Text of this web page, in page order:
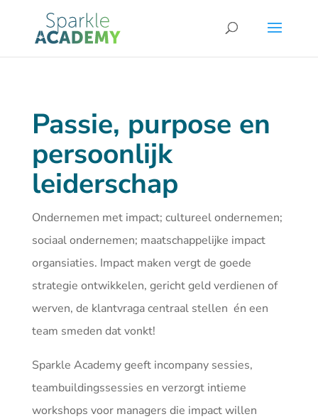
Passie, purpose en
persoonlijk
leiderschap
Ondernemen met impact; cultureel ondernemen;
sociaal ondernemen; maatschappelijke impact
organsiaties. Impact maken vergt de goede
strategie ontwikkelen, gericht geld verdienen of
werven, de klantvraga centraal stellen én een
team smeden dat vonkt!
Sparkle Academy geeft incompany sessies,
teambuildingssessies en verzorgt intieme
workshops voor managers die impact willen